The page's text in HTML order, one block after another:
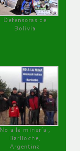
Defensoras de
Bolivia
No a la minería ,
Bariloche,
Argentina